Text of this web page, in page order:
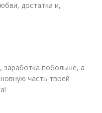
достатка и,
заработка побольше, а
часть твоей